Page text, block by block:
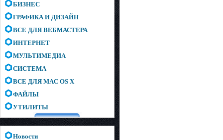
БИЗНЕС
ГРАФИКА И ДИЗАЙН
ВСЕ ДЛЯ ВЕБМАСТЕРА
ИНТЕРНЕТ
МУЛЬТИМЕДИА
СИСТЕМА
ВСЕ ДЛЯ MAC OS X
ФАЙЛЫ
УТИЛИТЫ
Новости